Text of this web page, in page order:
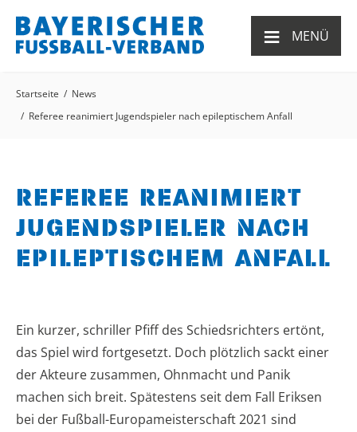
≡ MENÜ
Startseite
News
Referee reanimiert Jugendspieler nach epileptischem Anfall
REFEREE REANIMIERT
JUGENDSPIELER NACH
EPILEPTISCHEM ANFALL
Ein kurzer, schriller Pfiff des Schiedsrichters ertönt,
das Spiel wird fortgesetzt. Doch plötzlich sackt einer
der Akteure zusammen, Ohnmacht und Panik
machen sich breit. Spätestens seit dem Fall Eriksen
bei der Fußball-Europameisterschaft 2021 sind